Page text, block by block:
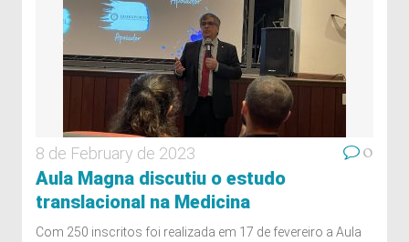
8 de February de 2023 0
Aula Magna discutiu o estudo
translacional na Medicina
Com 250 inscritos foi realizada em 17 de fevereiro a Aula